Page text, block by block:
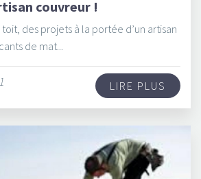
couvreur !
des projets à la portée d’un artisan
de mat...
LIRE PLUS